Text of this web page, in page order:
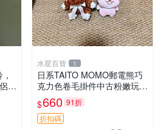
，
水星百貨 1
日系TAITO MOMO郵電熊巧
克力色卷毛掛件中古粉嫩玩偶
微瑕推薦 postpet momo 郵
電熊 中古玩偶
$660 91折
折扣碼